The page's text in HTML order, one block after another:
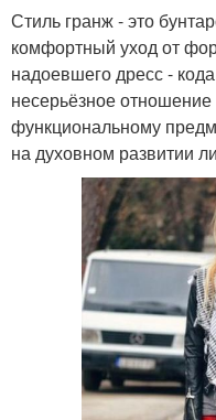
Стиль гранж - это
комфортный уход от
надоевшего дресс -
несерьёзное отношение
функциональному
на духовном развитии